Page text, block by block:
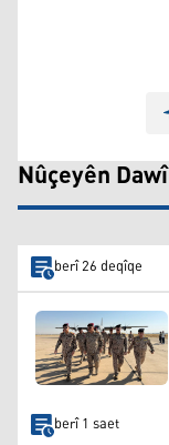
Nûçeyên Dawî
berî 26 deqîqe
berî 1 saet